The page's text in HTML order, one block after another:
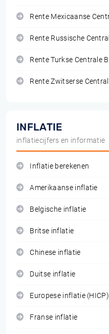
Rente Mexicaanse
Rente Russische
Rente Turkse Centrale
Rente Zwitserse
INFLATIE
inflatiecijfers en informatie
Inflatie berekenen
Amerikaanse inflatie
Belgische inflatie
Britse inflatie
Chinese inflatie
Duitse inflatie
Europese inflatie (HICP)
Franse inflatie